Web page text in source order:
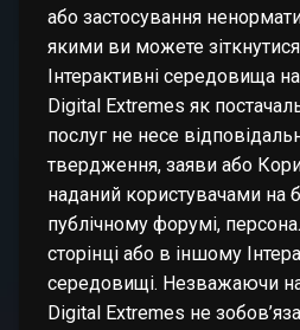
або застосування
якими ви можете
Інтерактивні середовища
Digital Extremes як
послуг не несе
твердження, заяви або
наданий користувачами на
публічному форумі,
сторінці або в іншому
середовищі. Незважаючи
Digital Extremes не